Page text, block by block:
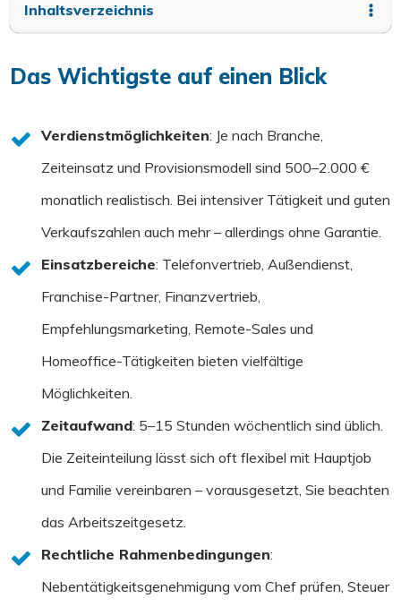
Inhaltsverzeichnis
Das Wichtigste auf einen Blick
Verdienstmöglichkeiten: Je nach Branche,
Zeiteinsatz und Provisionsmodell sind 500–2.000 €
monatlich realistisch. Bei intensiver Tätigkeit und guten
Verkaufszahlen auch mehr – allerdings ohne Garantie.
Einsatzbereiche: Telefonvertrieb, Außendienst,
Franchise-Partner, Finanzvertrieb,
Empfehlungsmarketing, Remote-Sales und
Homeoffice-Tätigkeiten bieten vielfältige
Möglichkeiten.
Zeitaufwand: 5–15 Stunden wöchentlich sind üblich.
Die Zeiteinteilung lässt sich oft flexibel mit Hauptjob
und Familie vereinbaren – vorausgesetzt, Sie beachten
das Arbeitszeitgesetz.
Rechtliche Rahmenbedingungen:
Nebentätigkeitsgenehmigung vom Chef prüfen, Steuer